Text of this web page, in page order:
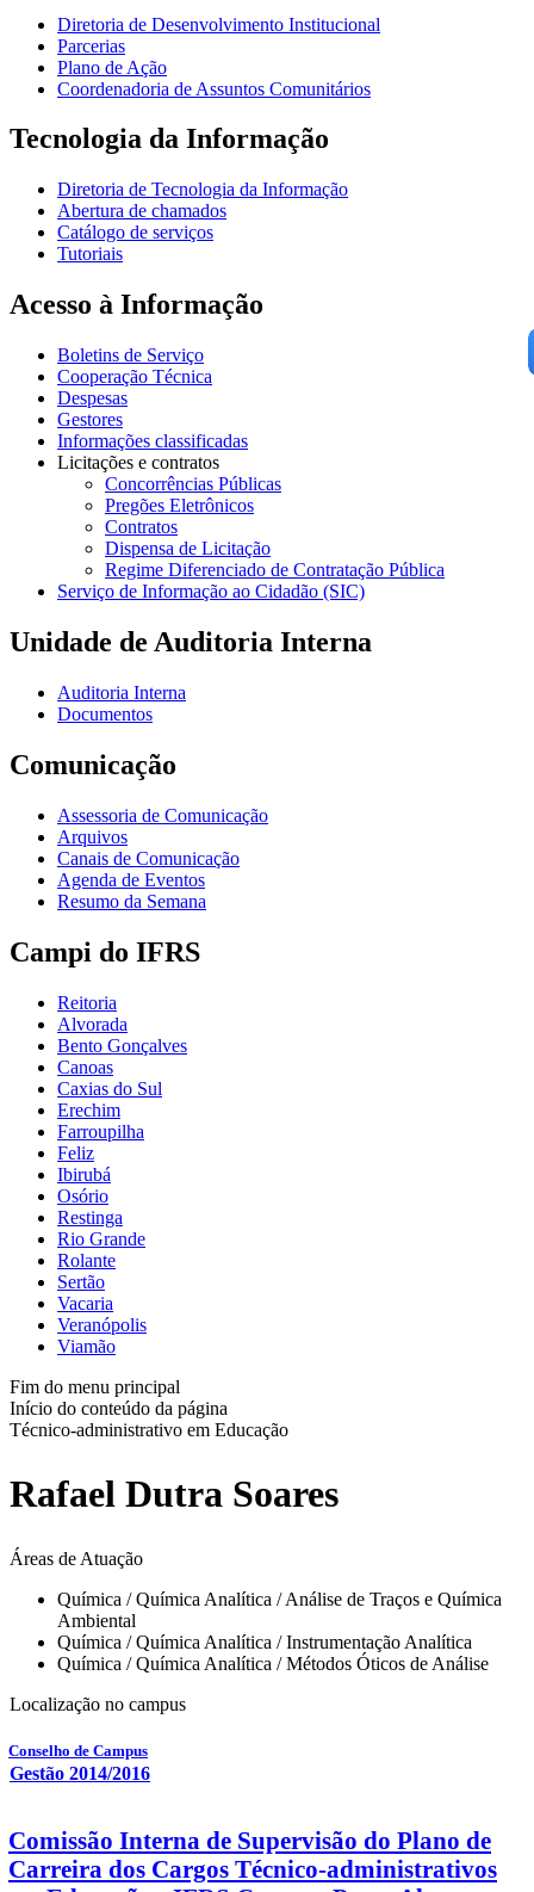
Diretoria de Desenvolvimento Institucional
Parcerias
Plano de Ação
Coordenadoria de Assuntos Comunitários
Tecnologia da Informação
Diretoria de Tecnologia da Informação
Abertura de chamados
Catálogo de serviços
Tutoriais
Acesso à Informação
Boletins de Serviço
Cooperação Técnica
Despesas
Gestores
Informações classificadas
Licitações e contratos
Concorrências Públicas
Pregões Eletrônicos
Contratos
Dispensa de Licitação
Regime Diferenciado de Contratação Pública
Serviço de Informação ao Cidadão (SIC)
Unidade de Auditoria Interna
Auditoria Interna
Documentos
Comunicação
Assessoria de Comunicação
Arquivos
Canais de Comunicação
Agenda de Eventos
Resumo da Semana
Campi do IFRS
Reitoria
Alvorada
Bento Gonçalves
Canoas
Caxias do Sul
Erechim
Farroupilha
Feliz
Ibirubá
Osório
Restinga
Rio Grande
Rolante
Sertão
Vacaria
Veranópolis
Viamão
Fim do menu principal
Início do conteúdo da página
Técnico-administrativo em Educação
Rafael Dutra Soares
Áreas de Atuação
Química / Química Analítica / Análise de Traços e Química
Ambiental
Química / Química Analítica / Instrumentação Analítica
Química / Química Analítica / Métodos Óticos de Análise
Localização no campus
Conselho de Campus
Gestão 2014/2016
Comissão Interna de Supervisão do Plano de
Carreira dos Cargos Técnico-administrativos